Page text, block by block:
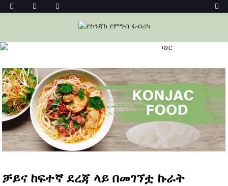
ኮንጃክ ፉድስ
ቻይና ከፍተኛ ደረጃ ላይ በመገኘቷ ኩራት